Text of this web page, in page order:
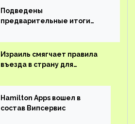
Подведены
предварительные итоги
Израиль смягчает правила
въезда в страну для
Hamilton Apps вошел в
состав Випсервис